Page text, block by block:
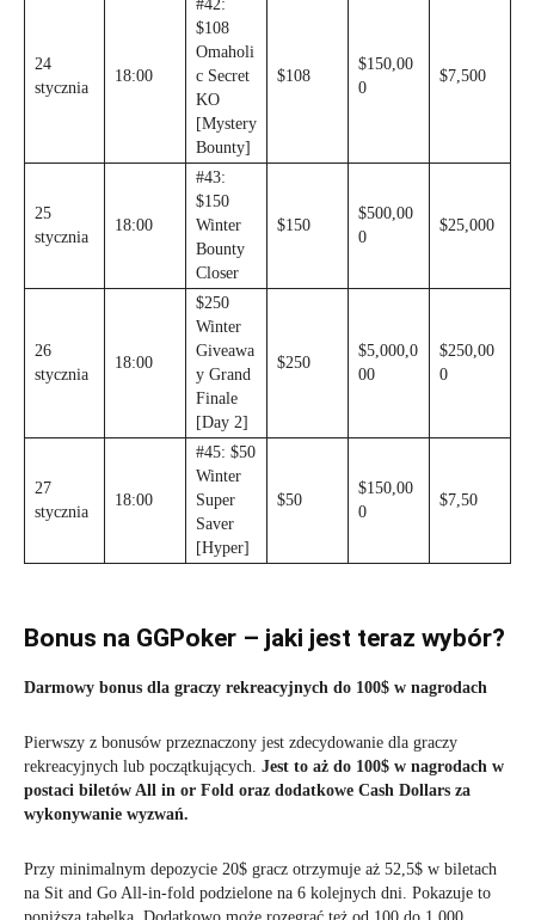
24
stycznia
18:00
#42:
$108
Omaholi
c Secret
KO
[Mystery
Bounty]
$108
$150,00
0
$7,500
25
stycznia
18:00
#43:
$150
Winter
Bounty
Closer
$150
$500,00
0
$25,000
26
stycznia
18:00
$250
Winter
Giveawa
y Grand
Finale
[Day 2]
$250
$5,000,0
00
$250,00
0
27
stycznia
18:00
#45: $50
Winter
Super
Saver
[Hyper]
$50
$150,00
0
$7,50
Bonus na GGPoker – jaki jest teraz wybór?
Darmowy bonus dla graczy rekreacyjnych do 100$ w nagrodach
Pierwszy z bonusów przeznaczony jest zdecydowanie dla graczy
rekreacyjnych lub początkujących. Jest to aż do 100$ w nagrodach w
postaci biletów All in or Fold oraz dodatkowe Cash Dollars za
wykonywanie wyzwań.
Przy minimalnym depozycie 20$ gracz otrzymuje aż 52,5$ w biletach
na Sit and Go All-in-fold podzielone na 6 kolejnych dni. Pokazuje to